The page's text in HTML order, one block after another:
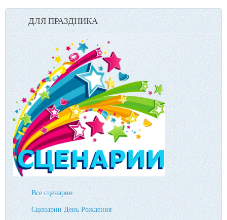
ДЛЯ ПРАЗДНИКА
Все сценарии
Сценарии День Рождения